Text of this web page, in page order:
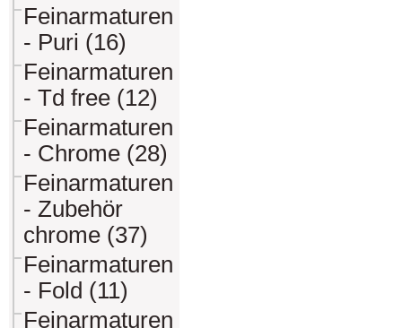
Feinarmaturen
- Puri (16)
Feinarmaturen
- Td free (12)
Feinarmaturen
- Chrome (28)
Feinarmaturen
- Zubehör
chrome (37)
Feinarmaturen
- Fold (11)
Feinarmaturen